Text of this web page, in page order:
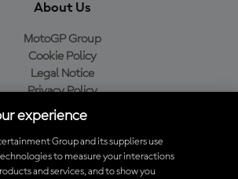
About Us
MotoGP Group
Cookie Policy
Legal Notice
Privacy Policy
Purchase Policy
o aplicativo oficial da MotoGP™
experience
Group and its suppliers use
to measure your interactions
and services, and to show you